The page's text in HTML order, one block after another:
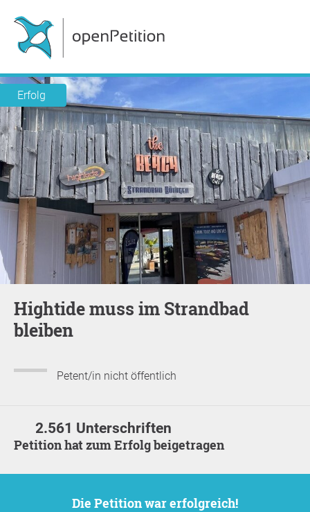
Erfolg
Hightide muss im Strandbad
bleiben
Petent/in nicht öffentlich
2.561 Unterschriften
Petition hat zum Erfolg beigetragen
Die Petition war erfolgreich!